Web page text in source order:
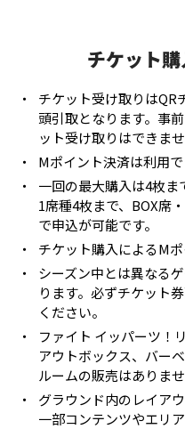
チケット
・
チケット受け取りはQR
頭引取となります。事
ット受け取りはできませ
・
Mポイント決済は利用で
・
一回の最大購入は4枚ま
1席種4枚まで、BOX席
で申込が可能です。
・
チケット購入によるM
・
シーズン中とは異なる
ります。必ずチケット
ください。
・
ファイト イッパーツ！
アウトボックス、バー
ルームの販売はありませ
・
グラウンド内のレイア
一部コンテンツやエリ